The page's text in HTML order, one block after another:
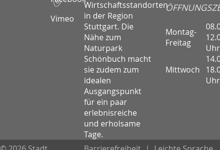
Vimeo
Wirtschaftsstandorten
in der Region
Stuttgart. Die
Nähe zum
Naturpark
Schönbuch macht
sie zudem zum
idealen
Ausgangspunkt
für ein paar
erlebnisreiche
und erholsame
Tage.
Montag-
Freitag
Uhr
Mittwoch
Uhr